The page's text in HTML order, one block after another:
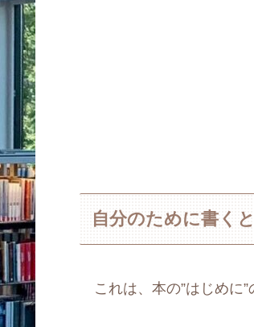
自分のために書く
これは、本の”はじめに”